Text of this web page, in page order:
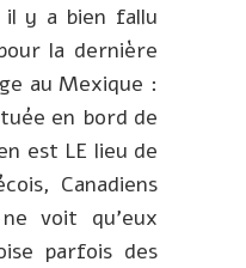
y a bien fallu
la dernière
au Mexique :
en bord de
est LE lieu de
Canadiens
voit qu’eux
parfois des